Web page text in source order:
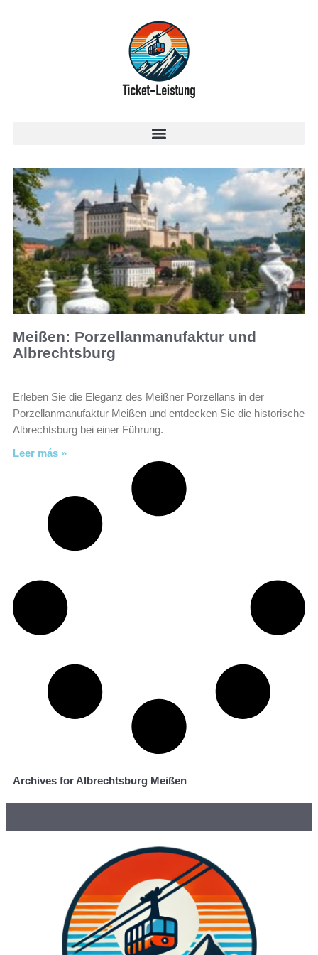
Meißen: Porzellanmanufaktur und
Albrechtsburg
Erleben Sie die Eleganz des Meißner Porzellans in der
Porzellanmanufaktur Meißen und entdecken Sie die historische
Albrechtsburg bei einer Führung.
Leer más »
Archives for Albrechtsburg Meißen